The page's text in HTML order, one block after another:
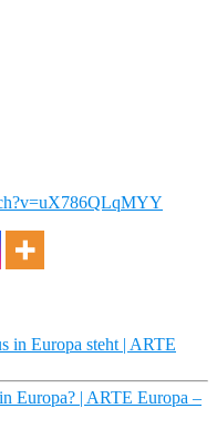
in Europa steht | ARTE
Europa? | ARTE Europa –